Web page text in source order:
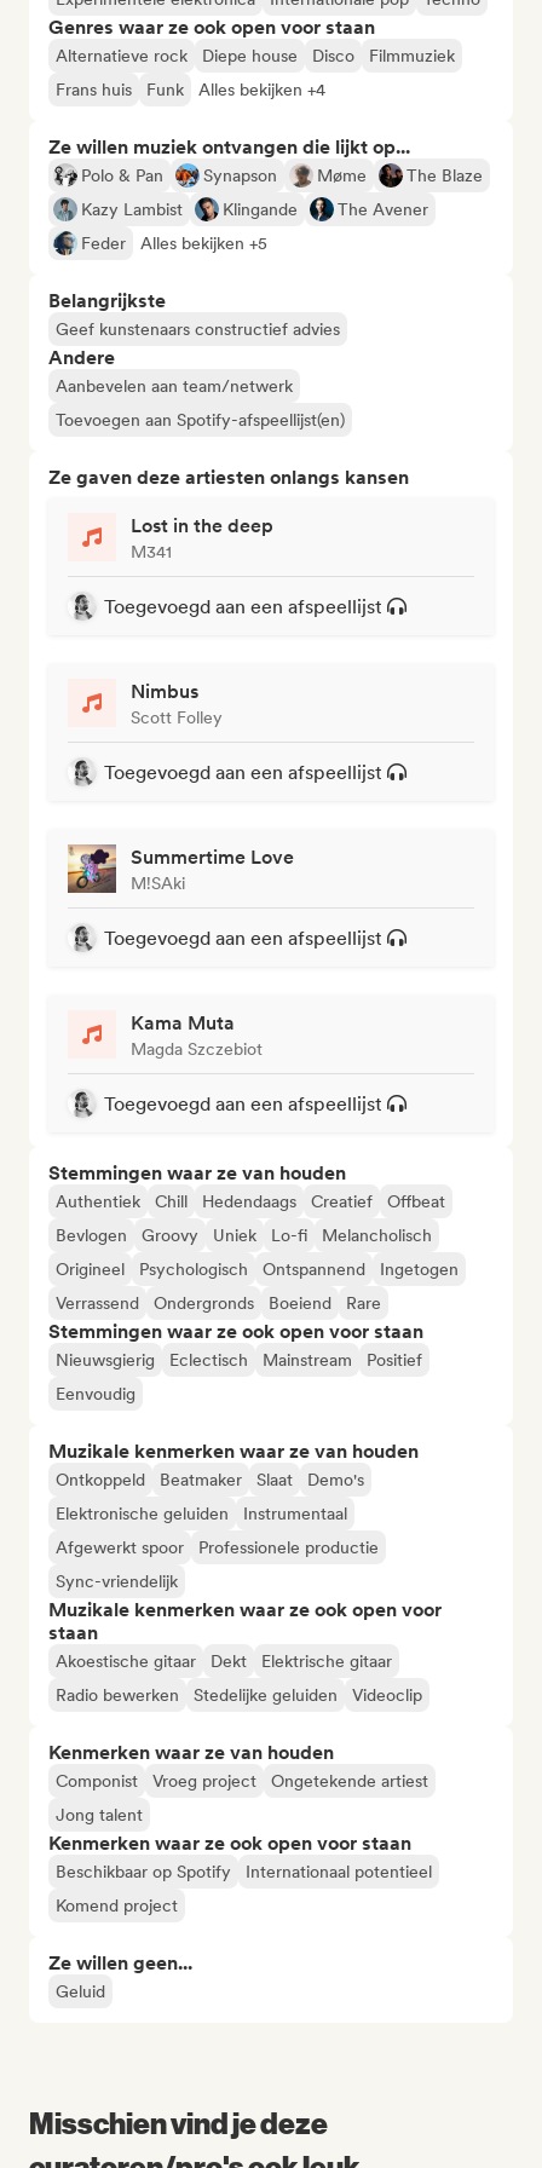
Genres waar ze ook open voor staan
Alternatieve rock Diepe house Disco
Filmmuziek
Frans huis
Funk Alles bekijken +4
Ze willen muziek ontvangen die lijkt op...
Polo & Pan Synapson Møme
The Blaze
Kazy Lambist
Klingande
The Avener
Feder
Alles bekijken +5
Belangrijkste
Geef kunstenaars constructief advies
Andere
Aanbevelen aan team/netwerk
Toevoegen aan Spotify-afspeellijst(en)
Ze gaven deze artiesten onlangs kansen
Lost in the deep
M341
Toegevoegd aan een afspeellijst
Nimbus
Scott Folley
Toegevoegd aan een afspeellijst
Summertime Love
M!SAki
Toegevoegd aan een afspeellijst
Kama Muta
Magda Szczebiot
Toegevoegd aan een afspeellijst
Stemmingen waar ze van houden
Authentiek Chill Hedendaags Creatief
Offbeat
Bevlogen
Groovy Uniek Lo-fi
Melancholisch
Origineel
Psychologisch Ontspannend
Ingetogen
Verrassend
Ondergronds Boeiend Rare
Stemmingen waar ze ook open voor staan
Nieuwsgierig Eclectisch Mainstream
Positief
Eenvoudig
Muzikale kenmerken waar ze van houden
Ontkoppeld Beatmaker Slaat
Demo's
Elektronische geluiden
Instrumentaal
Afgewerkt spoor
Professionele productie
Sync-vriendelijk
Muzikale kenmerken waar ze ook open voor
staan
Akoestische gitaar Dekt
Elektrische gitaar
Radio bewerken
Stedelijke geluiden Videoclip
Kenmerken waar ze van houden
Componist Vroeg project
Ongetekende artiest
Jong talent
Kenmerken waar ze ook open voor staan
Beschikbaar op Spotify
Internationaal potentieel
Komend project
Ze willen geen...
Geluid
Misschien vind je deze